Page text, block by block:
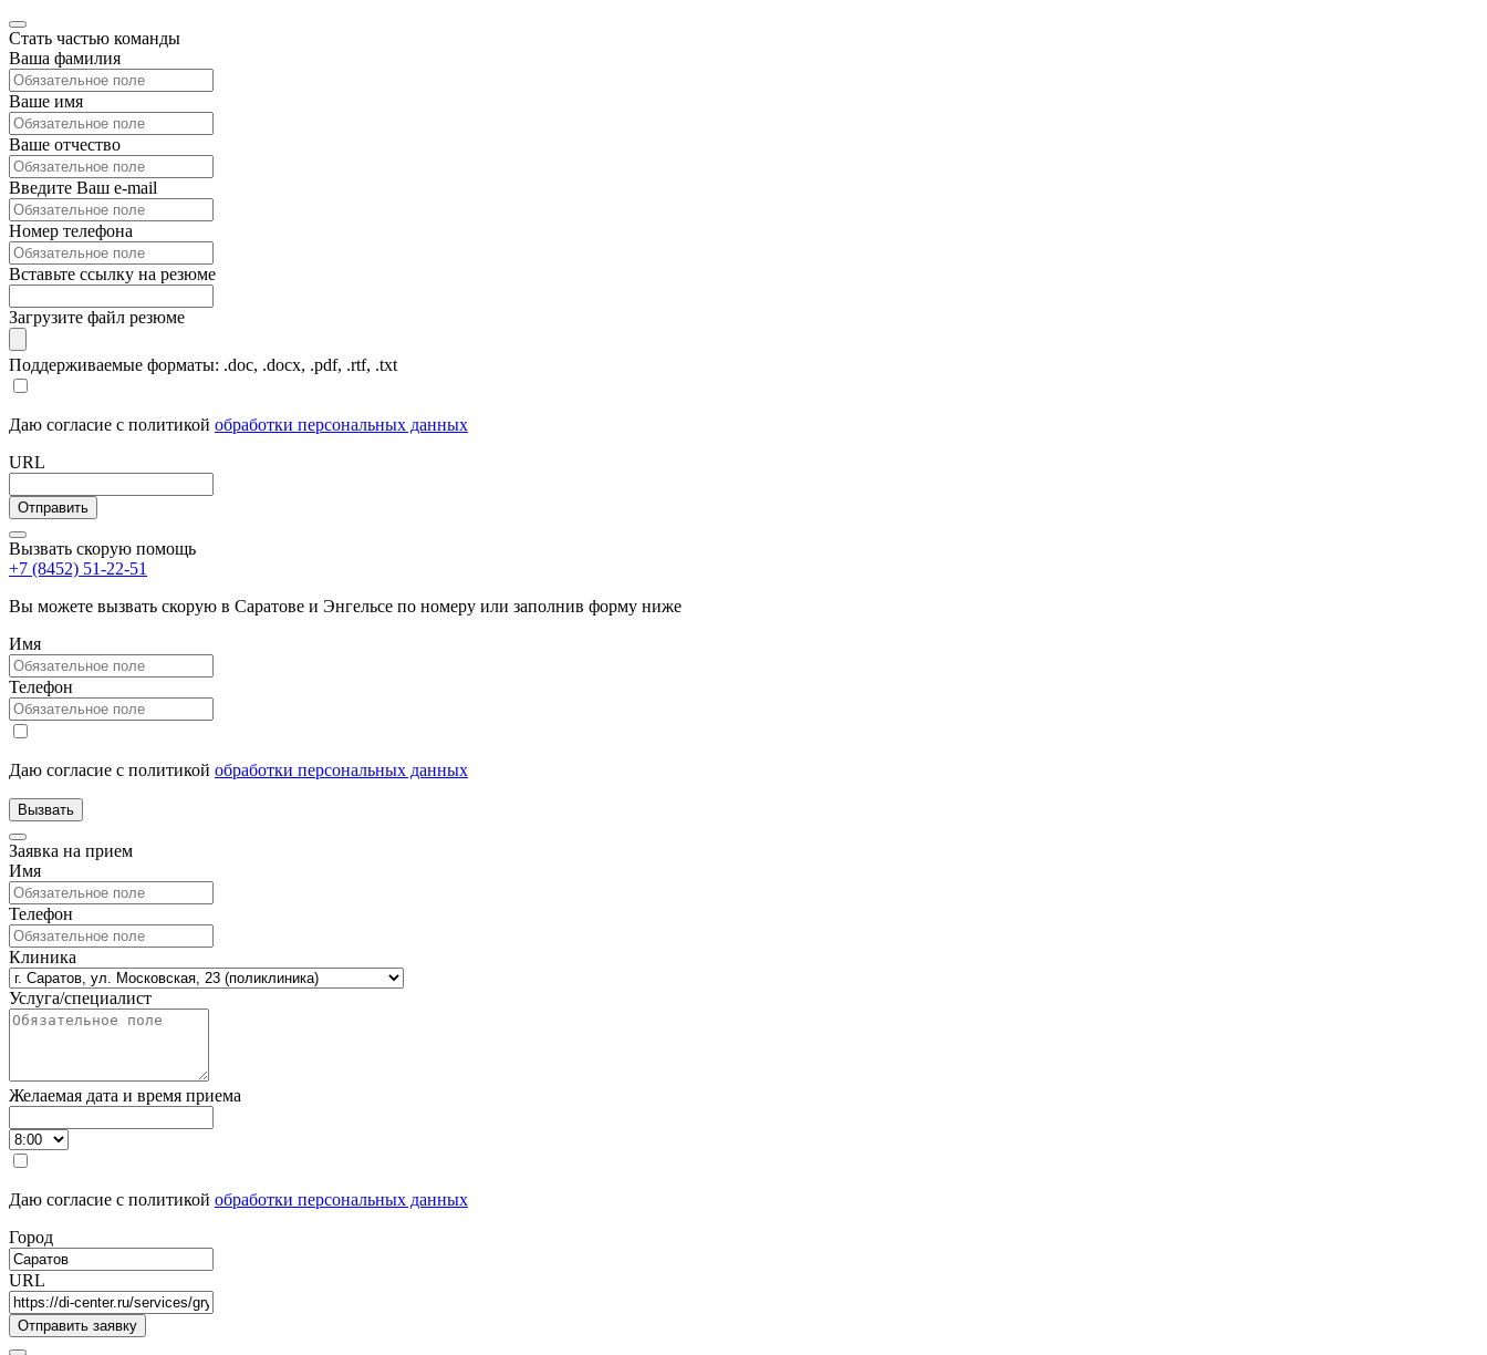
Стать частью команды
Ваша фамилия
Ваше имя
Ваше отчество
Введите Ваш e-mail
Номер телефона
Вставьте ссылку на резюме
Загрузите файл резюме
Поддерживаемые форматы: .doc, .docx, .pdf, .rtf, .txt
Даю согласие с политикой обработки персональных данных
URL
Вызвать скорую помощь
+7 (8452) 51-22-51
Вы можете вызвать скорую в Саратове и Энгельсе по номеру или заполнив форму ниже
Имя
Телефон
Даю согласие с политикой обработки персональных данных
Заявка на прием
Имя
Телефон
Клиника
Услуга/специалист
Желаемая дата и время приема
Даю согласие с политикой обработки персональных данных
Город
URL